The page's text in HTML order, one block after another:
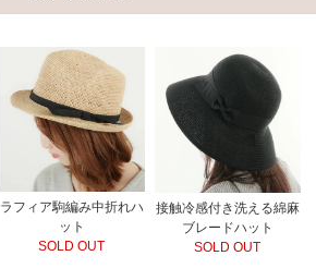
ラフィア駒編み中折れハ
ット
SOLD OUT
接触冷感付き洗える綿麻
ブレードハット
SOLD OUT